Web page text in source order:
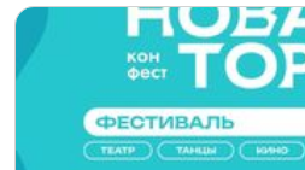
насладиться атмосферой
праздника.
15 августа 2026
📍 Место:ОЭЗ «Бирюзовая
🎟 Вход:свободный